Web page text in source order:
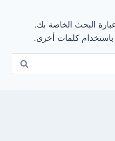
البحث الخاصة بك.
باستخدام كلمات أخرى.